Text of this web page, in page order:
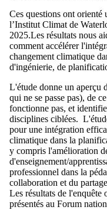
Ces questions ont orienté
l’Institut Climat de
2025.Les résultats nous
comment accélérer
changement climatique
d'ingénierie, de
L'étude donne un aperçu
qui ne se passe pas), de
fonctionne pas, et
disciplines ciblées.
pour une intégration
climatique dans la
y compris l'amélioration
d'enseignement/
professionnel dans la
collaboration et du
Les résultats de l'enquête
présentés au Forum